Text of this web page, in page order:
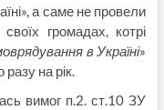
а саме не провели
громадах, котрі
в Україні»
на рік.
вимог п.2. ст.10 ЗУ